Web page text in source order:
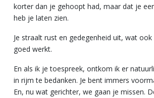
korter dan je gehoopt had, maar dat je
heb je laten zien.
Je straalt rust en gedegenheid uit, wat ook
goed werkt.
En als ik je toespreek, ontkom ik er
in rijm te bedanken. Je bent immers
En, nu wat gerichter, we gaan je missen.